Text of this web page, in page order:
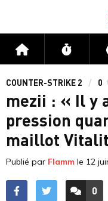
Accueil Flux
COUNTER-STRIKE 2 0
mezii : « Il y
pression
maillot
Publié par Flamm le 12
0